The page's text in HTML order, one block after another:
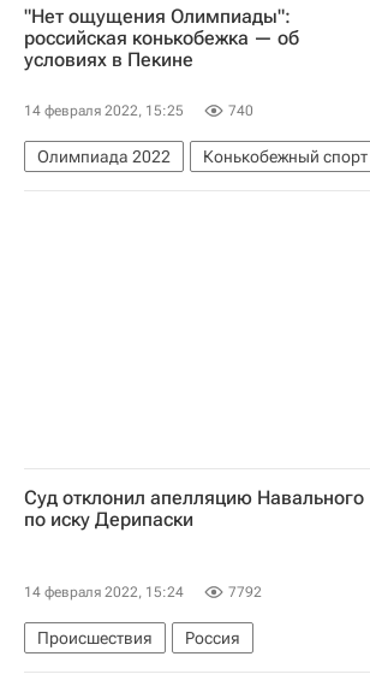
Россия НАТО Киев США
"Нет ощущения Олимпиады":
российская конькобежка — об
условиях в Пекине
14 февраля 2022, 15:25 740
Олимпиада 2022
Конькобежный спорт
Спорт в условиях пандемии коронавируса
Суд отклонил апелляцию Навального
по иску Дерипаски
14 февраля 2022, 15:24 7792
Происшествия
Россия
Алексей Навальный*
Олег Дерипаска